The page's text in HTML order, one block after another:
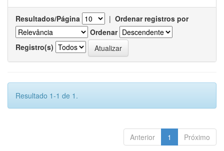
Resultados/Página | Ordenar registros por
Ordenar
Registro(s)
Resultado 1-1 de 1.
Anterior 1 Próximo